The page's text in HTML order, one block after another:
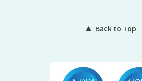
Back to Top